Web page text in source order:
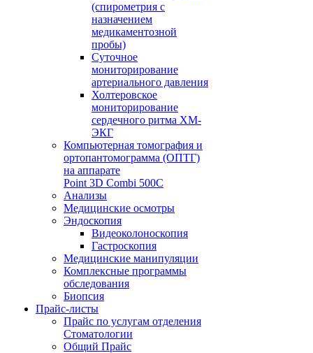
(спирометрия с
назначением
медикаментозной
пробы)
Суточное
мониторирование
артериального давления
Холтеровское
мониторирование
сердечного ритма ХМ-
ЭКГ
Компьютерная томография и
ортопантомограмма (ОПТГ)
на аппарате
Point 3D Combi 500C
Анализы
Медицинские осмотры
Эндоскопия
Видеоколоноскопия
Гастроскопия
Медицинские манипуляции
Комплексные программы
обследования
Биопсия
Прайс-листы
Прайс по услугам отделения
Стоматологии
Общий Прайс